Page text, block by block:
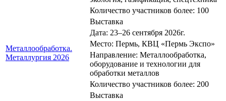
Количество участников более: 100
Металлообработка.
Металлургия 2026
Выставка
Дата: 23–26 сентября 2026г.
Место: Пермь, КВЦ «Пермь Экспо»
Направление: Металлообработка,
оборудование и технологии для
обработки металлов
Количество участников более: 200
Выставка